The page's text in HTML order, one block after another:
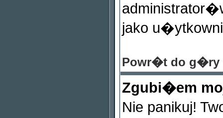
jako
Powr�t do g�ry
Zgubi�em
Nie panikuj!